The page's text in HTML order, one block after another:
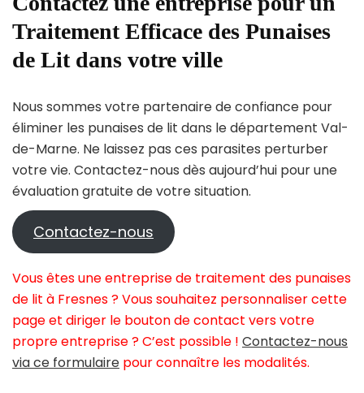
Traitement Efficace des Punaises
de Lit dans votre ville
Nous sommes votre partenaire de confiance pour
éliminer les punaises de lit dans le département Val-
de-Marne. Ne laissez pas ces parasites perturber
votre vie. Contactez-nous dès aujourd’hui pour une
évaluation gratuite de votre situation.
Contactez-nous
Vous êtes une entreprise de traitement des punaises
de lit à Fresnes ? Vous souhaitez personnaliser cette
page et diriger le bouton de contact vers votre
propre entreprise ? C’est possible ! Contactez-nous
via ce formulaire pour connaître les modalités.